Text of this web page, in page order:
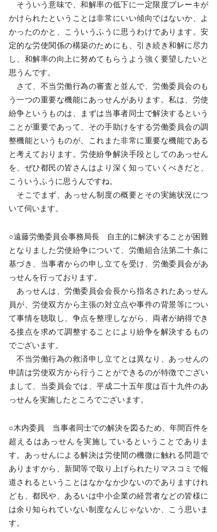
そういう意味で、和解率の低下に一定限度ブレーキが
かけられたということは非常にいい傾向ではないか、よ
かったのかと、こういうふうに思うわけであります。安
定的な労使関係の構築のためにも、引き続き和解に尽力
し、和解率の向上に努めてもらうよう強く要望したいと
思うんです。
さて、不当労働行為の審査と並んで、労働委員会のも
う一つの重要な機能にあっせんがあります。私は、労使
紛争というものは、まずは当事者同士で解決するという
ことが重要であって、その手助けをする労働委員会の調
整機能というものが、これまた非常に重要な機能である
と考えております。労使紛争解決手段としてのあっせん
を、ぜひ都民の皆さんはより深く知っていくべきだと、
こういうふうに思うんですね。
そこでまず、あっせん制度の概要とその実施状況につ
いて伺います。
○遠藤労働委員会事務局長 自主的に解決することが困難
となりました労使紛争について、労働組合法第二十条に
基づき、当事者からの申し立てを受け、労働委員会があ
っせんを行っております。
あっせんは、労働委員会会長から指名されたあっせん
員が、労使双方から主張の対立点や事件の背景等につい
て事情を聴取し、争点を整理しながら、両者が納得でき
る接点を求めて調整することにより紛争を解決するもの
でございます。
不当労働行為の救済申し立てとは異なり、あっせんの
申請は労使双方から行うことができるのが特徴でござい
まして、当委員会では、平成二十五年度は百十九件のあ
っせんを実施したところでございます。
○木内委員 当事者同士での解決を図るため、年間百件を
超えるはあっせんを実施しているということでありま
す。あっせんによる解決は労使間の機微に触れる問題で
ありますから、新聞等で取り上げられたりマスコミで報
道されるということはなかなか少ないのでありますけれ
ども、都民や、あるいは中小企業の経営者などの皆様に
は余り知られていない制度なんじゃないか、こう思いま
す。